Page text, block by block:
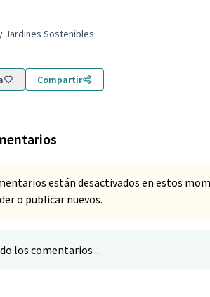
filtrar por: Parques y Jardines Sostenibles
Jardines Sostenibles
Compartir
están desactivados en estos
o publicar nuevos.
los comentarios ...